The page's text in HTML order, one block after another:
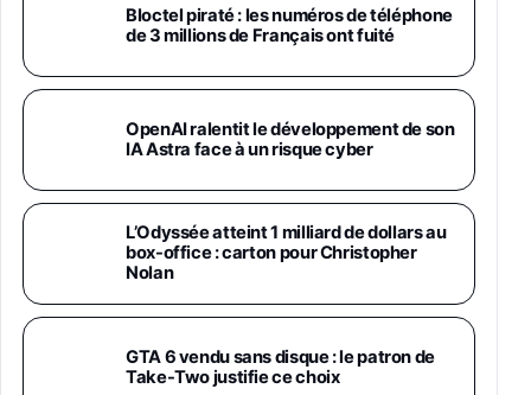
Chargeur Secteur Rapide 25W Inclus,
Smartphone déverrouillé, Noir, Version FR
Galaxy S26 Ultra 512 Go Bleu
1019€1399€Fnac (Vendeur Tiers)
Galaxy S26 Ultra 256 Go Violet
892€1199€Fnac (Vendeur Tiers)
Philips SHK2000BL - Casque Enfant - Bleu &
24,94€ 29,96€Fnac (Vendeur Tiers)
Bloctel piraté : les numéros de téléphone
de 3 millions de Français ont fuité
OpenAI ralentit le développement de son
IA Astra face à un risque cyber
L’Odyssée atteint 1 milliard de dollars au
box-office : carton pour Christopher
Nolan
GTA 6 vendu sans disque : le patron de
Take-Two justifie ce choix